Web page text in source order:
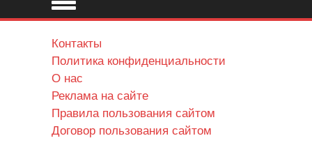
Контакты
Политика конфиденциальности
О нас
Реклама на сайте
Правила пользования сайтом
Договор пользования сайтом